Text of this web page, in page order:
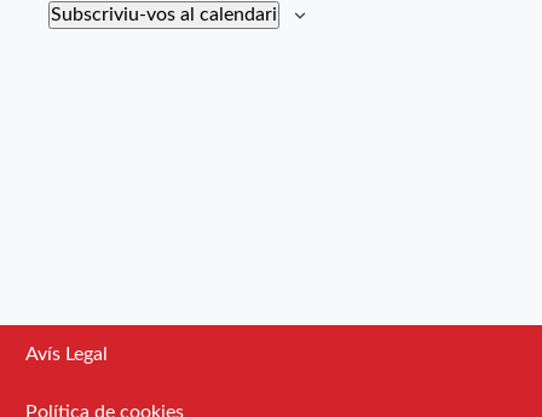
Subscriviu-vos al calendari
Avís Legal
Política de cookies